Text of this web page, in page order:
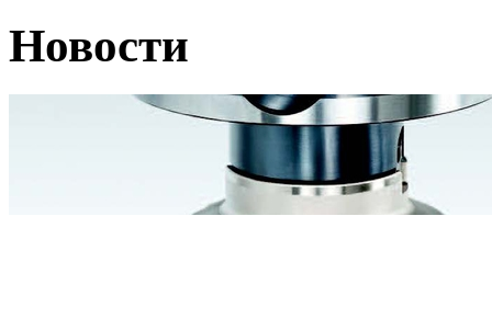
Новости